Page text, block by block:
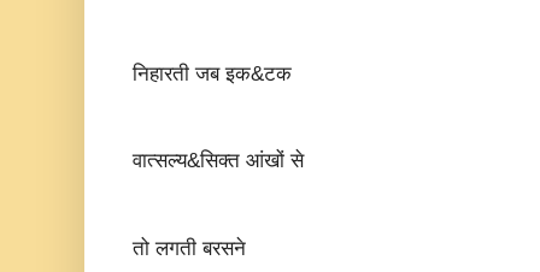
निहारती जब इक&टक
वात्सल्य&सिक्त आंखों से
तो लगती बरसने